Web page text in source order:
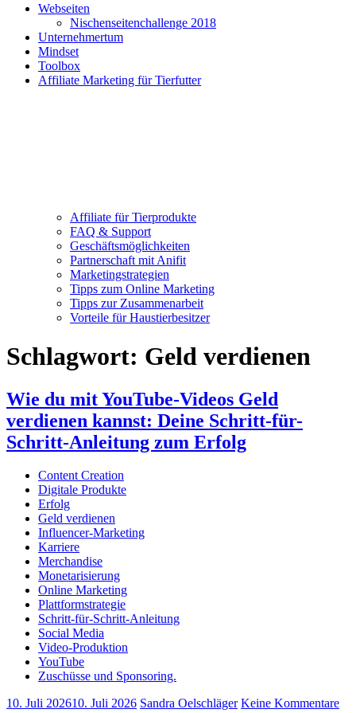
Webseiten
Nischenseitenchallenge 2018
Unternehmertum
Mindset
Toolbox
Affiliate Marketing für Tierfutter
Affiliate für Tierprodukte
FAQ & Support
Geschäftsmöglichkeiten
Partnerschaft mit Anifit
Marketingstrategien
Tipps zum Online Marketing
Tipps zur Zusammenarbeit
Vorteile für Haustierbesitzer
Schlagwort: Geld verdienen
Wie du mit YouTube-Videos Geld
verdienen kannst: Deine Schritt-für-
Schritt-Anleitung zum Erfolg
Content Creation
Digitale Produkte
Erfolg
Geld verdienen
Influencer-Marketing
Karriere
Merchandise
Monetarisierung
Online Marketing
Plattformstrategie
Schritt-für-Schritt-Anleitung
Social Media
Video-Produktion
YouTube
Zuschüsse und Sponsoring.
10. Juli 202610. Juli 2026 Sandra Oelschläger Keine Kommentare